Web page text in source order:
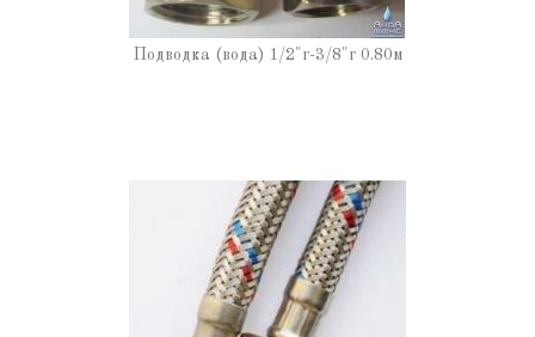
Подводка (вода) 1/2"г-3/8"г 0.80м